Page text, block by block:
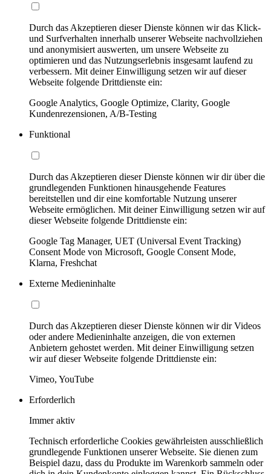
Durch das Akzeptieren dieser Dienste können wir das Klick-
und Surfverhalten innerhalb unserer Webseite nachvollziehen
und anonymisiert auswerten, um unsere Webseite zu
optimieren und das Nutzungserlebnis insgesamt laufend zu
verbessern. Mit deiner Einwilligung setzen wir auf dieser
Webseite folgende Drittdienste ein:
Google Analytics, Google Optimize, Clarity, Google
Kundenrezensionen, A/B-Testing
Funktional
Durch das Akzeptieren dieser Dienste können wir dir über die
grundlegenden Funktionen hinausgehende Features
bereitstellen und dir eine komfortable Nutzung unserer
Webseite ermöglichen. Mit deiner Einwilligung setzen wir auf
dieser Webseite folgende Drittdienste ein:
Google Tag Manager, UET (Universal Event Tracking)
Consent Mode von Microsoft, Google Consent Mode,
Klarna, Freshchat
Externe Medieninhalte
Durch das Akzeptieren dieser Dienste können wir dir Videos
oder andere Medieninhalte anzeigen, die von externen
Anbietern gehostet werden. Mit deiner Einwilligung setzen
wir auf dieser Webseite folgende Drittdienste ein:
Vimeo, YouTube
Erforderlich
Immer aktiv
Technisch erforderliche Cookies gewährleisten ausschließlich
grundlegende Funktionen unserer Webseite. Sie dienen zum
Beispiel dazu, dass du Produkte im Warenkorb sammeln oder